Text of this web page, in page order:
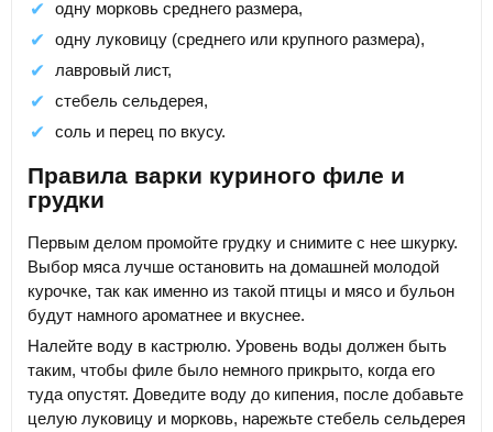
одну морковь среднего размера,
одну луковицу (среднего или крупного размера),
лавровый лист,
стебель сельдерея,
соль и перец по вкусу.
Правила варки куриного филе и
грудки
Первым делом промойте грудку и снимите с нее шкурку.
Выбор мяса лучше остановить на домашней молодой
курочке, так как именно из такой птицы и мясо и бульон
будут намного ароматнее и вкуснее.
Налейте воду в кастрюлю. Уровень воды должен быть
таким, чтобы филе было немного прикрыто, когда его
туда опустят. Доведите воду до кипения, после добавьте
целую луковицу и морковь, нарежьте стебель сельдерея